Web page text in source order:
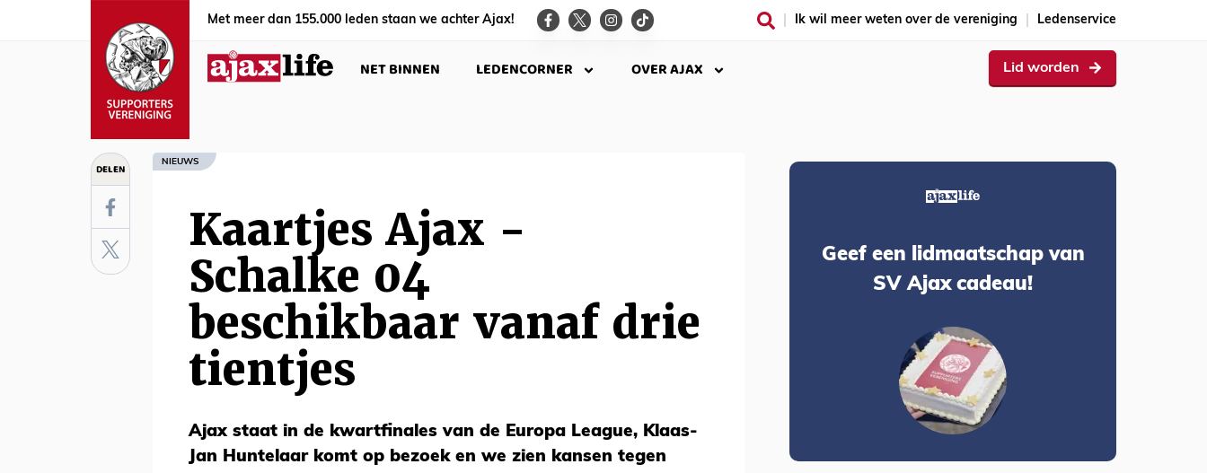
Met meer dan 155.000 leden staan we achter Ajax! Ik wil meer weten over de vereniging Ledenservice
NET BINNEN LEDENCORNER OVER AJAX Lid worden
DELEN NIEUWS
Kaartjes Ajax -
Schalke 04
beschikbaar vanaf drie
tientjes
Ajax staat in de kwartfinales van de Europa League, Klaas-
Jan Huntelaar komt op bezoek en we zien kansen tegen
Geef een lidmaatschap van
SV Ajax cadeau!